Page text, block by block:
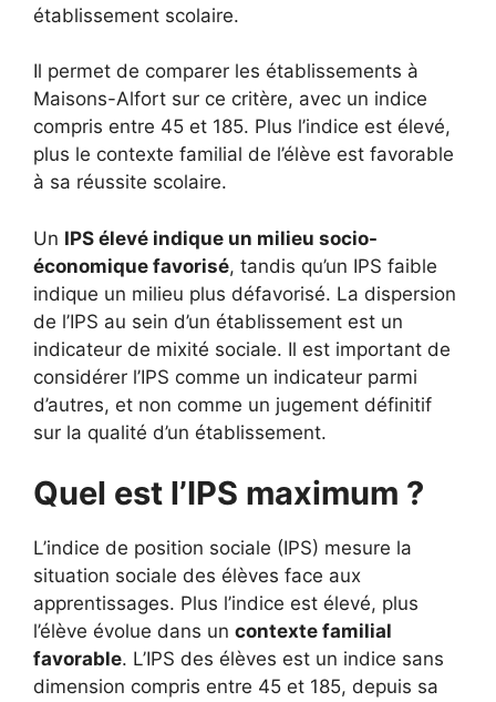
établissement scolaire.
Il permet de comparer les établissements à
Maisons-Alfort sur ce critère, avec un indice
compris entre 45 et 185. Plus l’indice est élevé,
plus le contexte familial de l’élève est favorable
à sa réussite scolaire.
Un IPS élevé indique un milieu socio-
économique favorisé, tandis qu’un IPS faible
indique un milieu plus défavorisé. La dispersion
de l’IPS au sein d’un établissement est un
indicateur de mixité sociale. Il est important de
considérer l’IPS comme un indicateur parmi
d’autres, et non comme un jugement définitif
sur la qualité d’un établissement.
Quel est l’IPS maximum ?
L’indice de position sociale (IPS) mesure la
situation sociale des élèves face aux
apprentissages. Plus l’indice est élevé, plus
l’élève évolue dans un contexte familial
favorable. L’IPS des élèves est un indice sans
dimension compris entre 45 et 185, depuis sa